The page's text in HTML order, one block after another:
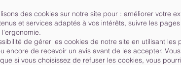
des cookies sur notre site pour : améliorer votre
et services adaptés à vos intérêts, suivre les
de gérer les cookies de notre site en utilisant les
de recevoir un avis avant de les accepter.
si vous choisissez de refuser les cookies, vous